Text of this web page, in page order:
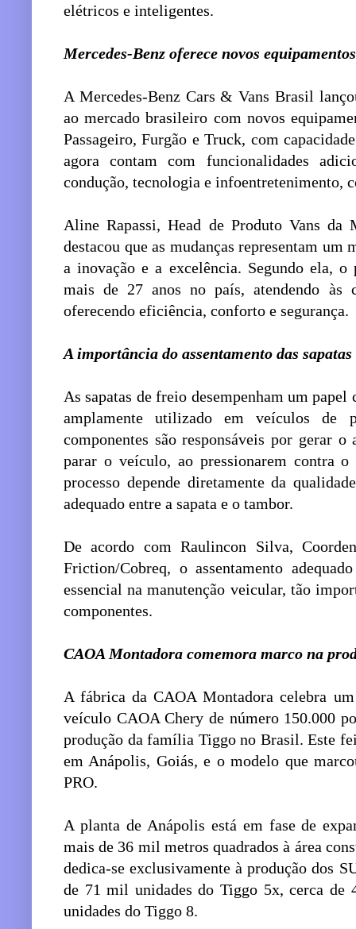
elétricos e inteligentes.
Mercedes-Benz oferece novos
A Mercedes-Benz Cars & Vans Brasil
ao mercado brasileiro com novos
Passageiro, Furgão e Truck, com
agora contam com funcionalidades
condução, tecnologia e infoentretenimento,
Aline Rapassi, Head de Produto Vans da
destacou que as mudanças representam
a inovação e a excelência. Segundo ela,
mais de 27 anos no país, atendendo às
oferecendo eficiência, conforto e segurança.
A importância do assentamento das
As sapatas de freio desempenham um
amplamente utilizado em veículos de
componentes são responsáveis por gerar
parar o veículo, ao pressionarem contra
processo depende diretamente da
adequado entre a sapata e o tambor.
De acordo com Raulincon Silva,
Friction/Cobreq, o assentamento
essencial na manutenção veicular, tão
componentes.
CAOA Montadora comemora marco na
A fábrica da CAOA Montadora celebra
veículo CAOA Chery de número 150.000
produção da família Tiggo no Brasil. Este
em Anápolis, Goiás, e o modelo que
PRO.
A planta de Anápolis está em fase de
mais de 36 mil metros quadrados à área
dedica-se exclusivamente à produção dos
de 71 mil unidades do Tiggo 5x, cerca
unidades do Tiggo 8.